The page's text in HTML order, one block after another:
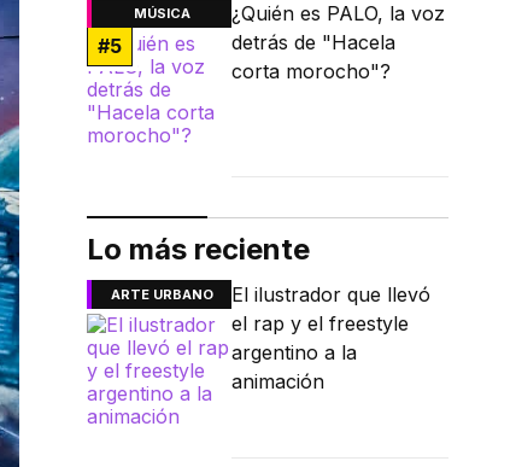
MÚSICA
#5
¿Quién es PALO, la voz
detrás de "Hacela
corta morocho"?
Lo más reciente
ARTE URBANO
El ilustrador que llevó
el rap y el freestyle
argentino a la
animación